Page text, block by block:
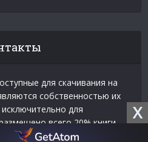
X
для скачивания на
собственностью их
для
всего 20% книги
Официальное разрешение